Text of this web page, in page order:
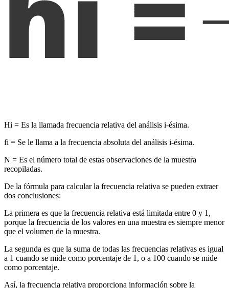
Hi = Es la llamada frecuencia relativa del análisis i-ésima.
fi = Se le llama a la frecuencia absoluta del análisis i-ésima.
N = Es el número total de estas observaciones de la muestra
recopiladas.
De la fórmula para calcular la frecuencia relativa se pueden extraer
dos conclusiones:
La primera es que la frecuencia relativa está limitada entre 0 y 1,
porque la frecuencia de los valores en una muestra es siempre menor
que el volumen de la muestra.
La segunda es que la suma de todas las frecuencias relativas es igual
a 1 cuando se mide como porcentaje de 1, o a 100 cuando se mide
como porcentaje.
Así, la frecuencia relativa proporciona información sobre la